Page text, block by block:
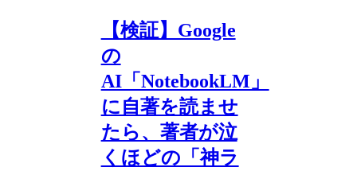
【検証】Google
の
AI「NotebookLM」
に自著を読ませ
たら、著者が泣
くほどの「神ラ